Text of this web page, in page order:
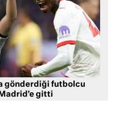
gönderdiği futbolcu
gitti